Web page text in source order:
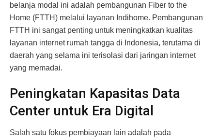
belanja modal ini adalah pembangunan Fiber to the
Home (FTTH) melalui layanan Indihome. Pembangunan
FTTH ini sangat penting untuk meningkatkan kualitas
layanan internet rumah tangga di Indonesia, terutama di
daerah yang selama ini terisolasi dari jaringan internet
yang memadai.
Peningkatan Kapasitas Data
Center untuk Era Digital
Salah satu fokus pembiayaan lain adalah pada